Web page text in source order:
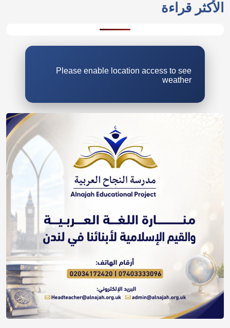
الأكثر قراءة
Please enable location access to see
weather